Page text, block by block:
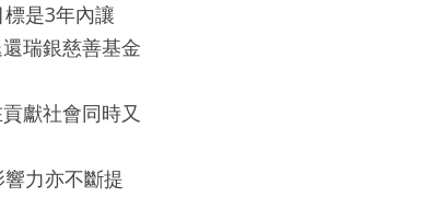
是3年內讓
瑞銀慈善基金
獻社會同時又
力亦不斷提